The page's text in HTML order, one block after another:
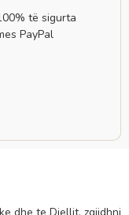
të sigurta
PayPal